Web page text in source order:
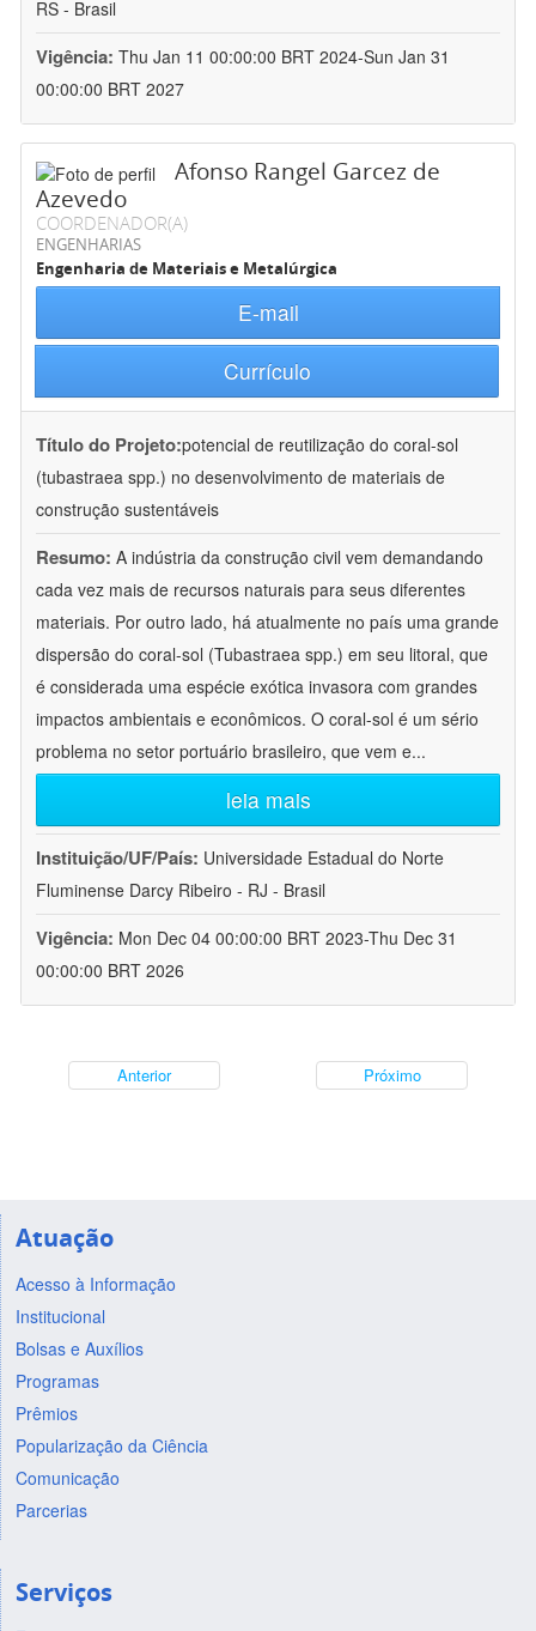
RS - Brasil
Vigência: Thu Jan 11 00:00:00 BRT 2024-Sun Jan 31
00:00:00 BRT 2027
Afonso Rangel Garcez de
Azevedo
COORDENADOR(A)
ENGENHARIAS
Engenharia de Materiais e Metalúrgica
E-mail
Currículo
Título do Projeto:potencial de reutilização do coral-sol
(tubastraea spp.) no desenvolvimento de materiais de
construção sustentáveis
Resumo: A indústria da construção civil vem demandando
cada vez mais de recursos naturais para seus diferentes
materiais. Por outro lado, há atualmente no país uma grande
dispersão do coral-sol (Tubastraea spp.) em seu litoral, que
é considerada uma espécie exótica invasora com grandes
impactos ambientais e econômicos. O coral-sol é um sério
problema no setor portuário brasileiro, que vem e...
leia mais
Instituição/UF/País: Universidade Estadual do Norte
Fluminense Darcy Ribeiro - RJ - Brasil
Vigência: Mon Dec 04 00:00:00 BRT 2023-Thu Dec 31
00:00:00 BRT 2026
Anterior Próximo
Atuação
Acesso à Informação
Institucional
Bolsas e Auxílios
Programas
Prêmios
Popularização da Ciência
Comunicação
Parcerias
Serviços